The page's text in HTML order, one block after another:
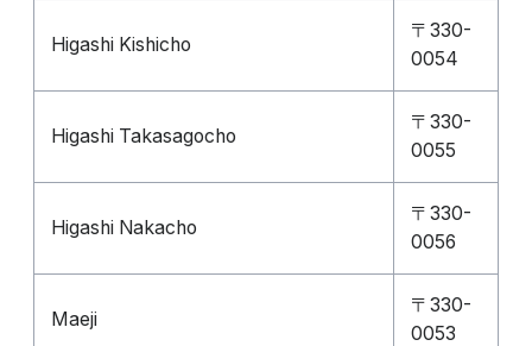
Higashi Kishicho
〒330-
0054
Higashi Takasagocho
〒330-
0055
Higashi Nakacho
〒330-
0056
Maeji
〒330-
0053